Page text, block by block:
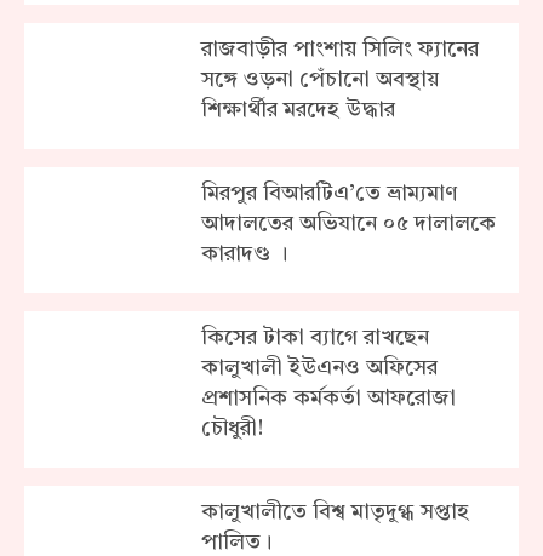
রাজবাড়ীর পাংশায় সিলিং ফ্যানের
সঙ্গে ওড়না পেঁচানো অবস্থায়
শিক্ষার্থীর মরদেহ উদ্ধার
মিরপুর বিআরটিএ’তে ভ্রাম্যমাণ
আদালতের অভিযানে ০৫ দালালকে
কারাদণ্ড ।
কিসের টাকা ব্যাগে রাখছেন
কালুখালী ইউএনও অফিসের
প্রশাসনিক কর্মকর্তা আফরোজা
চৌধুরী!
কালুখালীতে বিশ্ব মাতৃদুগ্ধ সপ্তাহ
পালিত।